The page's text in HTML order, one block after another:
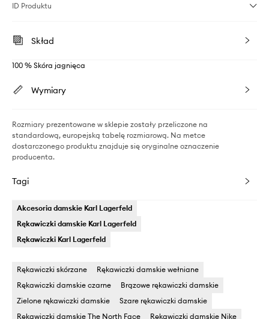
ID Produktu
Skład
100 % Skóra jagnięca
Wymiary
Rozmiary prezentowane w sklepie zostały przeliczone na
standardową, europejską tabelę rozmiarową. Na metce
dostarczonego produktu znajduje się oryginalne oznaczenie
producenta.
Tagi
Akcesoria damskie Karl Lagerfeld
Rękawiczki damskie Karl Lagerfeld
Rękawiczki Karl Lagerfeld
Rękawiczki skórzane
Rękawiczki damskie wełniane
Rękawiczki damskie czarne
Brązowe rękawiczki damskie
Zielone rękawiczki damskie
Szare rękawiczki damskie
Rękawiczki damskie The North Face
Rękawiczki damskie Nike